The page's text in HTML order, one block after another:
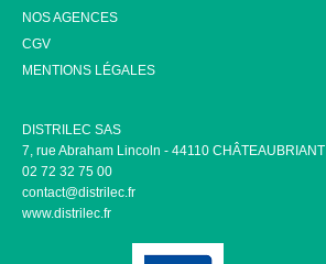
NOS AGENCES
CGV
MENTIONS LÉGALES
DISTRILEC SAS
7, rue Abraham Lincoln - 44110 CHÂTEAUBRIANT
02 72 32 75 00
contact@distrilec.fr
www.distrilec.fr